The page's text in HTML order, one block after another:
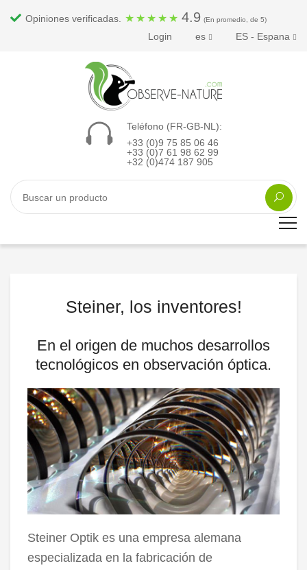
Opiniones verificadas. ★ ★ ★ ★ ★ 4.9 (En promedio, de 5)
Login es ES - Espana
Teléfono (FR-GB-NL):
+33 (0)9 75 85 06 46
+33 (0)7 61 98 62 99
+32 (0)474 187 905
Steiner, los inventores!
En el origen de muchos desarrollos
tecnológicos en observación óptica.
Steiner Optik es una empresa alemana
especializada en la fabricación de